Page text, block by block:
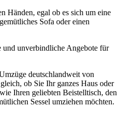
Händen, egal ob es sich um eine
Sofa oder einen
und unverbindliche Angebote für
deutschlandweit von
ob Sie Ihr ganzes Haus oder
Ihren geliebten Beistelltisch, den
Sessel umziehen möchten.